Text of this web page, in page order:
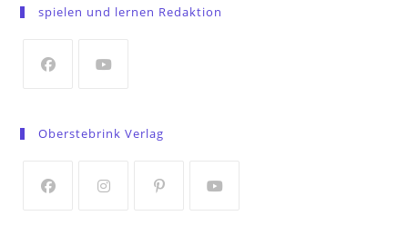
a
tab
spielen und lernen Redaktion
a
tab
tab
Oberstebrink Verlag